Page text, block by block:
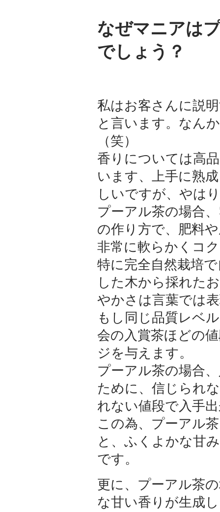
なぜマニアは
でしょう？
私はお客さんに説
と言います。なん
（笑）
香りについては高
います、上手に熟
しいですが、やは
プーアル茶の場合
の作り方で、肥料
非常に軟らかくコ
特に完全自然栽培
した木から採れた
やかさは言葉では
もし同じ品質レベ
会の入賞茶ほどの
ジを与えます。
プーアル茶の場合
ために、信じられ
れない値段で入手
この為、プーアル
と、ふくよかな甘
です。
更に、プーアル茶
な甘い香りが生成